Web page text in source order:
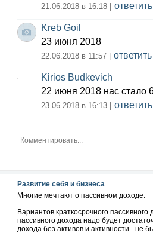
21.06.2018 в 16:18 | ответить
Kreb Goil
23 июня 2018
22.06.2018 в 11:57 | ответить
Kirios Budkevich
22 июня 2018 нас стало
23.06.2018 в 16:13 | ответить
Развитие себя и бизнеса
Многие мечтают о пассивном доходе.
Вариантов краткосрочного
пассивного дохода надо будет
дохода без активов и активности - не